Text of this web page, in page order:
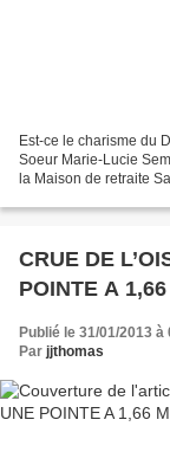
Est-ce le charisme du
Soeur Marie-Lucie
la Maison de retraite
CRUE DE
POINTE A 1,66
Publié le 31/01/2013 à
Par jjthomas